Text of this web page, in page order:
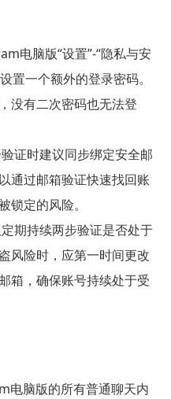
电脑版“设置”-“隐私与安
置一个额外的登录密码。
没有二次密码也无法登
证时建议同步绑定安全邮
通过邮箱验证快速找回账
锁定的风险。
期持续两步验证是否处于
风险时，应第一时间更改
箱，确保账号持续处于受
电脑版的所有普通聊天内